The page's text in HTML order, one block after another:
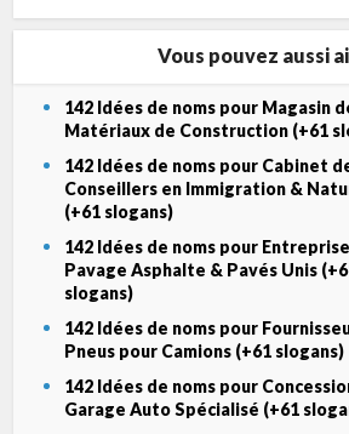
Vous pouvez aussi
142 Idées de noms pour Magasin
Matériaux de Construction (+61
142 Idées de noms pour Cabinet
Conseillers en Immigration &
(+61 slogans)
142 Idées de noms pour
Pavage Asphalte & Pavés Unis
slogans)
142 Idées de noms pour
Pneus pour Camions (+61 slogans)
142 Idées de noms pour
Garage Auto Spécialisé (+61